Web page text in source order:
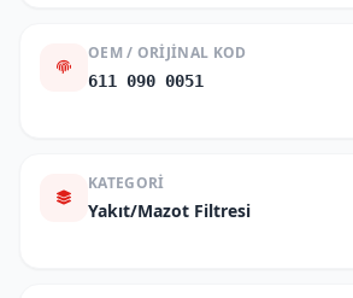
OEM / ORIJINAL KOD
611 090 0051
KATEGORI
Yakıt/Mazot Filtresi